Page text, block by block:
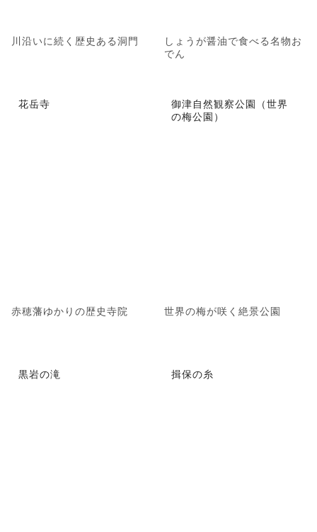
川沿いに続く歴史ある洞門
しょうが醤油で食べる名物お
でん
花岳寺
赤穂藩ゆかりの歴史寺院
御津自然観察公園（世界
の梅公園）
世界の梅が咲く絶景公園
黒岩の滝 揖保の糸